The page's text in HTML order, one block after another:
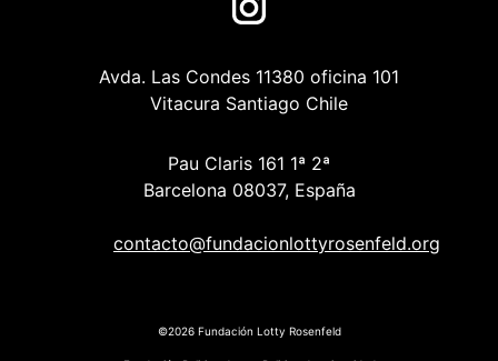
Avda. Las Condes 11380 oficina 101
Vitacura Santiago Chile
Pau Claris 161 1ª 2ª
Barcelona 08037, España
contacto@fundacionlottyrosenfeld.org
©2026 Fundación Lotty Rosenfeld